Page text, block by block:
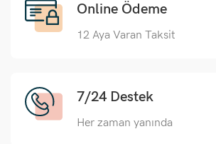
Online Ödeme
12 Aya Varan Taksit
7/24 Destek
Her zaman yanında